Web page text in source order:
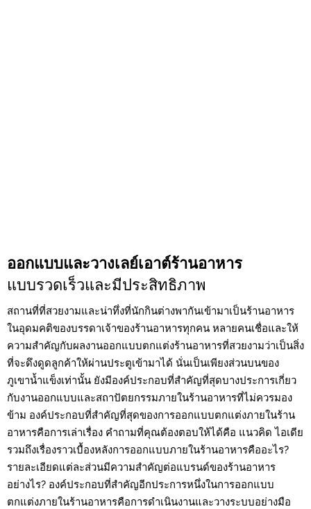
ออกแบบและวางเลย์เอาต์ร้านอาหาร
แบบรวดเร็วและมีประสิทธิภาพ
สถานที่ที่สวยงามและน่าทึ่งที่นักกินต่างพากันเข้ามาเป็นร้านอาหาร
ในอุดมคติของบรรดาเจ้าของร้านอาหารทุกคน หลายคนเชื่อและให้
ความสำคัญกับผลงานออกแบบตกแต่งร้านอาหารที่สวยงามว่าเป็นสิ่ง
ที่จะดึงดูดลูกค้าให้ผ่านประตูเข้ามาได้ นั่นเป็นเพียงส่วนบนของ
ภูเขาน้ำแข็งเท่านั้น ยังมีองค์ประกอบที่สำคัญที่สุดบางประการเกี่ยว
กับงานออกแบบและสถาปัตยกรรมภายในร้านอาหารที่ไม่ควรมอง
ข้าม องค์ประกอบที่สำคัญที่สุดของการออกแบบตกแต่งภายในร้าน
อาหารคือการเล่าเรื่อง คำถามที่คุณต้องตอบให้ได้คือ แนวคิด ไอเดีย
รวมถึงเรื่องราวเบื้องหลังการออกแบบภายในร้านอาหารคืออะไร?
รายละเอียดแต่ละส่วนมีความสำคัญต่อแบรนด์ของร้านอาหาร
อย่างไร? องค์ประกอบที่สำคัญอีกประการหนึ่งในการออกแบบ
ตกแต่งภายในร้านอาหารคือการดำเนินงานและวางระบบอย่างมือ